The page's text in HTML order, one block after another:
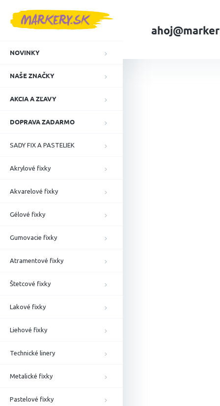
NOVINKY
NAŠE ZNAČKY
AKCIA A ZĽAVY
DOPRAVA ZADARMO
SADY FIX A PASTELIEK
Akrylové fixky
Akvarelové fixky
Gélové fixky
Gumovacie fixky
Atramentové fixky
Štetcové fixky
Lakové fixky
Liehové fixky
Technické linery
Metalické fixky
Pastelové fixky